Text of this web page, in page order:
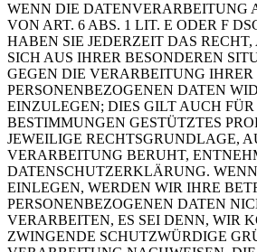
WENN DIE DATENVERARBEITUNG
VON ART. 6 ABS. 1 LIT. E ODER F
HABEN SIE JEDERZEIT DAS
SICH AUS IHRER BESONDEREN
GEGEN DIE VERARBEITUNG IHRER
PERSONENBEZOGENEN DATEN
EINZULEGEN; DIES GILT AUCH
BESTIMMUNGEN GESTÜTZTES
JEWEILIGE RECHTSGRUNDLAGE,
VERARBEITUNG BERUHT,
DATENSCHUTZERKLÄRUNG.
EINLEGEN, WERDEN WIR IHRE
PERSONENBEZOGENEN DATEN
VERARBEITEN, ES SEI DENN, WIR
ZWINGENDE SCHUTZWÜRDIGE